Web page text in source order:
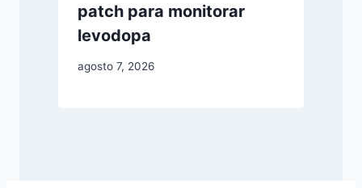
patch para monitorar
levodopa
agosto 7, 2026